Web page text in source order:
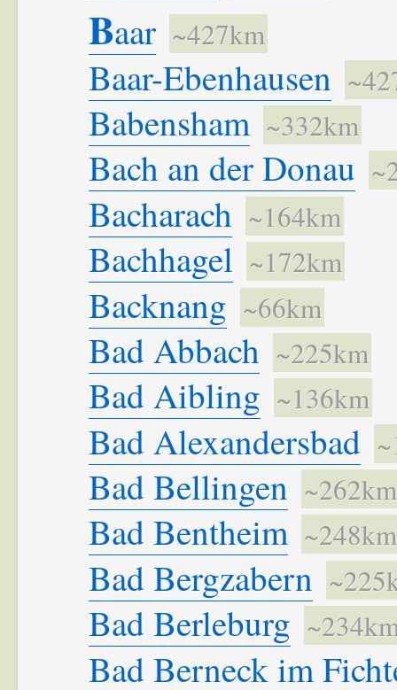
Baar ~427km
Baar-Ebenhausen
Babensham ~332km
Bach an der Donau
Bacharach ~164km
Bachhagel ~172km
Backnang ~66km
Bad Abbach ~225km
Bad Aibling ~136km
Bad Alexandersbad
Bad Bellingen ~262km
Bad Bentheim ~248km
Bad Bergzabern
Bad Berleburg
Bad Berneck im